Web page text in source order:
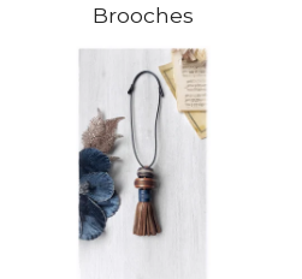
Brooches